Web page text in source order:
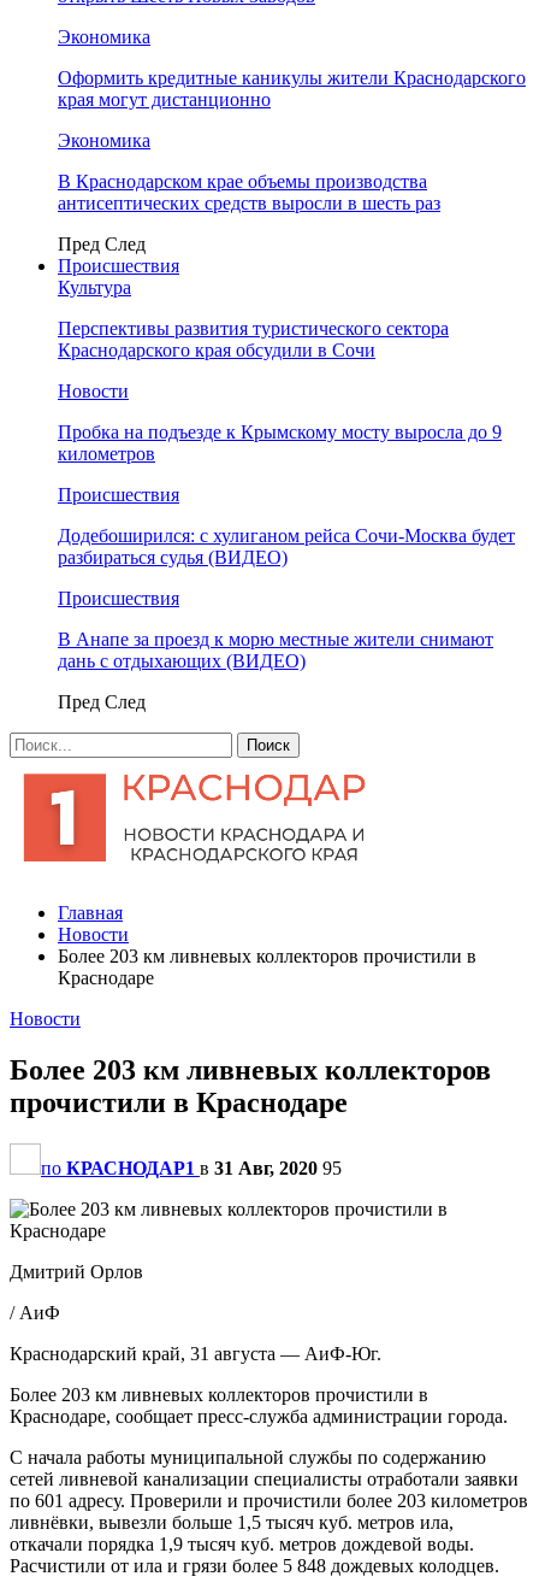
Экономика
Оформить кредитные каникулы жители Краснодарского
края могут дистанционно
Экономика
В Краснодарском крае объемы производства
антисептических средств выросли в шесть раз
Пред След
Происшествия
Культура
Перспективы развития туристического сектора
Краснодарского края обсудили в Сочи
Новости
Пробка на подъезде к Крымскому мосту выросла до 9
километров
Происшествия
Додебоширился: с хулиганом рейса Сочи-Москва будет
разбираться судья (ВИДЕО)
Происшествия
В Анапе за проезд к морю местные жители снимают
дань с отдыхающих (ВИДЕО)
Пред След
Главная
Новости
Более 203 км ливневых коллекторов прочистили в
Краснодаре
Новости
Более 203 км ливневых коллекторов
прочистили в Краснодаре
по КРАСНОДАР1 в 31 Авг, 2020 95
Дмитрий Орлов
/ АиФ
Краснодарский край, 31 августа — АиФ-Юг.
Более 203 км ливневых коллекторов прочистили в
Краснодаре, сообщает пресс-служба администрации города.
С начала работы муниципальной службы по содержанию
сетей ливневой канализации специалисты отработали заявки
по 601 адресу. Проверили и прочистили более 203 километров
ливнёвки, вывезли больше 1,5 тысяч куб. метров ила,
откачали порядка 1,9 тысяч куб. метров дождевой воды.
Расчистили от ила и грязи более 5 848 дождевых колодцев.